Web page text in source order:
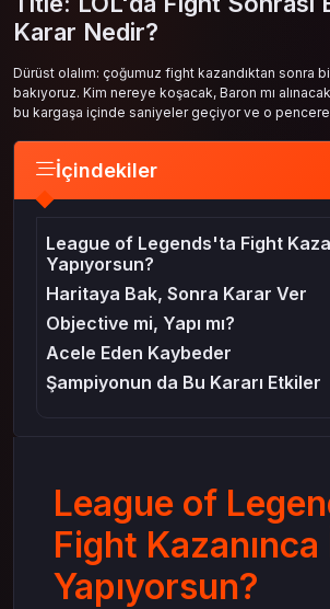
Karar Nedir?
Dürüst olalım: çoğumuz fight kazandıktan sonra
bakıyoruz. Kim nereye koşacak, Baron mı
bu kargaşa içinde saniyeler geçiyor ve o pencere
İçindekiler
League of Legends'ta Fight
Yapıyorsun?
Haritaya Bak, Sonra Karar Ver
Objective mi, Yapı mı?
Acele Eden Kaybeder
Şampiyonun da Bu Kararı Etkiler
League of
Fight
Yapıyorsun?